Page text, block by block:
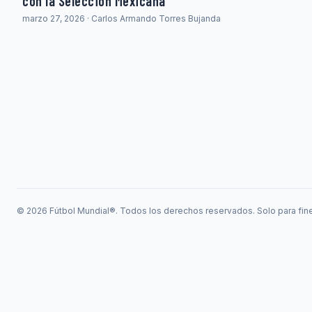
marzo 27, 2026 · Carlos Armando Torres Bujanda
© 2026 Fútbol Mundial®. Todos los derechos reservados. Solo para